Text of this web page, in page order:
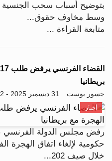
بتوضيح أسباب سحب الجنسية
وسط مخاوف حقوق...
متابعة القراءة ...
بريطانيا
جسور بوست 31 ديسمبر 2025 - 16:02
أخبار
حكومية لإلغاء اتفاق الهجرة
خلال صيف 202...